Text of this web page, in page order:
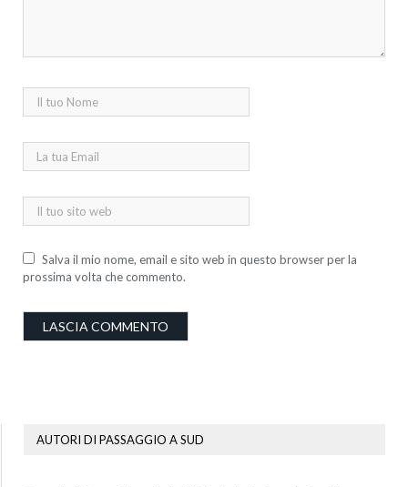
Salva il mio nome, email e sito web in questo browser per la
prossima volta che commento.
AUTORI DI PASSAGGIO A SUD